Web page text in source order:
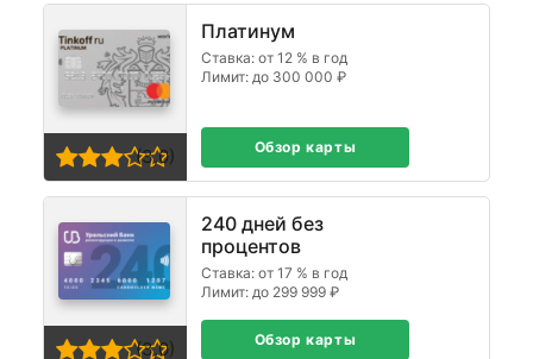
Платинум
Ставка: от 12 % в год
Лимит: до 300 000 ₽
(3,0) Обзор карты
240 дней без
процентов
Ставка: от 17 % в год
Лимит: до 299 999 ₽
(3,0) Обзор карты